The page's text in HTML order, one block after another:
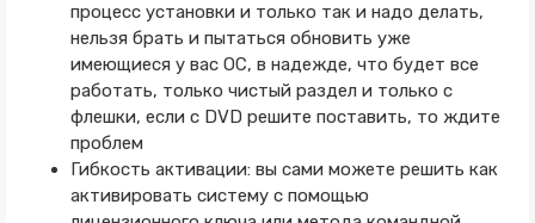
процесс установки и только так и надо делать,
нельзя брать и пытаться обновить уже
имеющиеся у вас ОС, в надежде, что будет все
работать, только чистый раздел и только с
флешки, если с DVD решите поставить, то ждите
проблем
Гибкость активации: вы сами можете решить как
активировать систему с помощью